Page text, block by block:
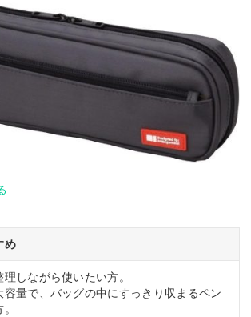
め
理しながら使いたい方。
容量で、バッグの中にすっきり収まるペン